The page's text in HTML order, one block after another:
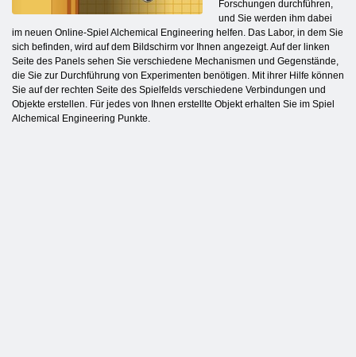
Forschungen durchführen,
und Sie werden ihm dabei
im neuen Online-Spiel Alchemical Engineering helfen. Das Labor, in dem Sie
sich befinden, wird auf dem Bildschirm vor Ihnen angezeigt. Auf der linken
Seite des Panels sehen Sie verschiedene Mechanismen und Gegenstände,
die Sie zur Durchführung von Experimenten benötigen. Mit ihrer Hilfe können
Sie auf der rechten Seite des Spielfelds verschiedene Verbindungen und
Objekte erstellen. Für jedes von Ihnen erstellte Objekt erhalten Sie im Spiel
Alchemical Engineering Punkte.